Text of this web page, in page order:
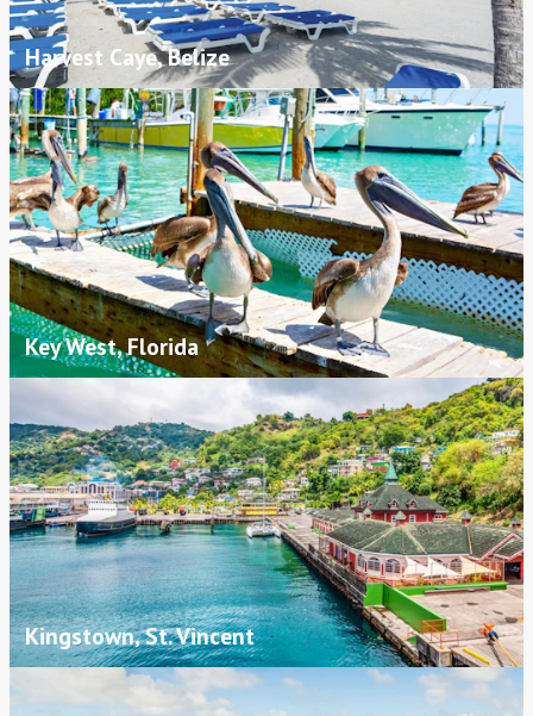
Harvest Caye, Belize
Key West, Florida
Kingstown, St. Vincent